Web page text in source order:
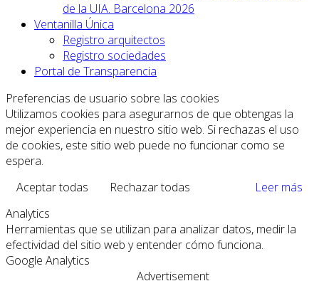
de la UIA. Barcelona 2026
Ventanilla Única
Registro arquitectos
Registro sociedades
Portal de Transparencia
Preferencias de usuario sobre las cookies
Utilizamos cookies para asegurarnos de que obtengas la
mejor experiencia en nuestro sitio web. Si rechazas el uso
de cookies, este sitio web puede no funcionar como se
espera.
Aceptar todas
Rechazar todas
Leer más
Analytics
Herramientas que se utilizan para analizar datos, medir la
efectividad del sitio web y entender cómo funciona.
Google Analytics
Advertisement